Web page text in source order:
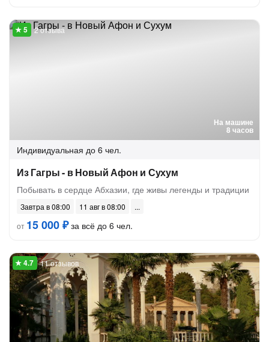
На машине
8 часов
2 отзыва
Индивидуальная до 6 чел.
Из Гагры - в Новый Афон и Сухум
Побывать в сердце Абхазии, где живы легенды и традиции
Завтра в 08:00
11 авг в 08:00
от 15 000 ₽за всё до 6 чел.
11 отзывов